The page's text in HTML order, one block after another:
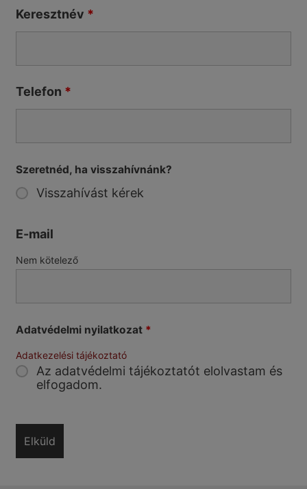
Keresztnév *
Telefon *
Szeretnéd, ha visszahívnánk?
Visszahívást kérek
E-mail
Nem kötelező
Adatvédelmi nyilatkozat *
Az adatvédelmi tájékoztatót elolvastam és
elfogadom.
Adatkezelési tájékoztató